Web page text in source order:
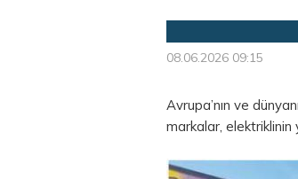
08.06.2026 09:15
Avrupa’nın ve
markalar, elektriklinin